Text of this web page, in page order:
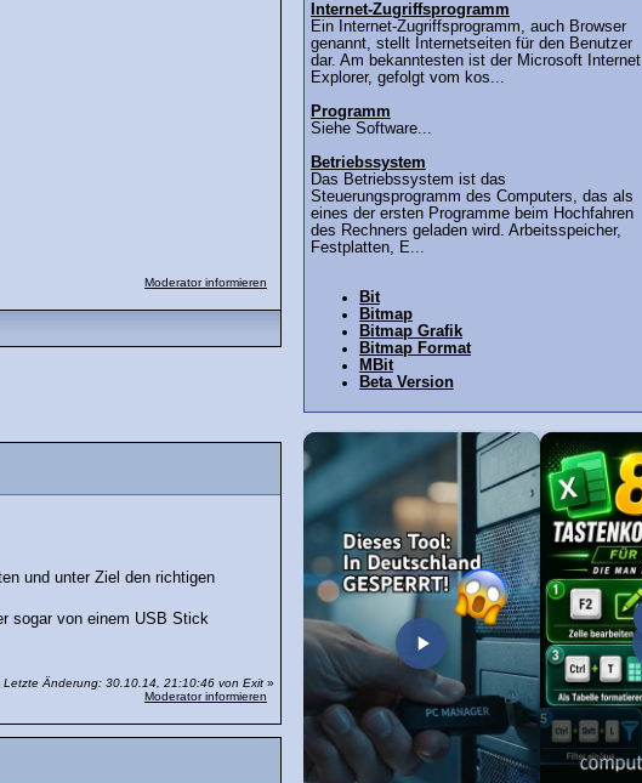
Moderator informieren
und unter Ziel den richtigen
sogar von einem USB Stick
Letzte Änderung: 30.10.14, 21:10:46 von Exit »
Moderator informieren
Internet-Zugriffsprogramm
Ein Internet-Zugriffsprogramm, auch Browser
genannt, stellt Internetseiten für den Benutzer
dar. Am bekanntesten ist der Microsoft Internet
Explorer, gefolgt vom kos...
Programm
Siehe Software...
Betriebssystem
Das Betriebssystem ist das
Steuerungsprogramm des Computers, das als
eines der ersten Programme beim Hochfahren
des Rechners geladen wird. Arbeitsspeicher,
Festplatten, E...
Bit
Bitmap
Bitmap Grafik
Bitmap Format
MBit
Beta Version